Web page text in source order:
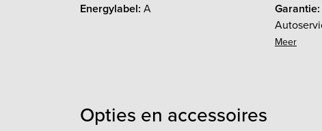
Energylabel: A Garantie:
elke
Opties en accessoires